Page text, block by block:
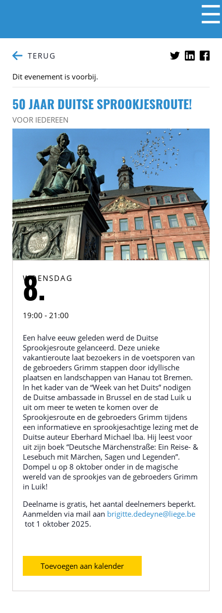
☰
TERUG
Dit evenement is voorbij.
50 JAAR DUITSE SPROOKJESROUTE!
VOOR IEDEREEN
WOENSDAG
8.
19:00 - 21:00
Een halve eeuw geleden werd de Duitse
Sprookjesroute gelanceerd. Deze unieke
vakantieroute laat bezoekers in de voetsporen van
de gebroeders Grimm stappen door idyllische
plaatsen en landschappen van Hanau tot Bremen.
In het kader van de “Week van het Duits” nodigen
de Duitse ambassade in Brussel en de stad Luik u
uit om meer te weten te komen over de
Sprookjesroute en de gebroeders Grimm tijdens
een informatieve en sprookjesachtige lezing met de
Duitse auteur Eberhard Michael Iba. Hij leest voor
uit zijn boek “Deutsche Märchenstraße: Ein Reise- &
Lesebuch mit Märchen, Sagen und Legenden”.
Dompel u op 8 oktober onder in de magische
wereld van de sprookjes van de gebroeders Grimm
in Luik!
Deelname is gratis, het aantal deelnemers beperkt.
Aanmelden via mail aan brigitte.dedeyne@liege.be
tot 1 oktober 2025.
Toevoegen aan kalender